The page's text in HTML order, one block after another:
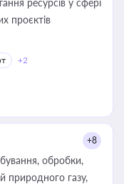
ресурсів у сфері
проєктів
+2
+8
обробки,
природного газу,